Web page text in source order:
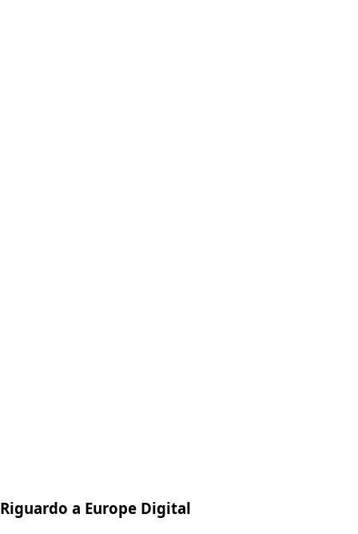
Riguardo a Europe Digital